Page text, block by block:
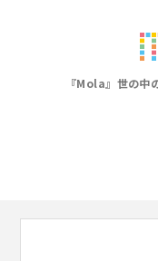
『Mola』世の中